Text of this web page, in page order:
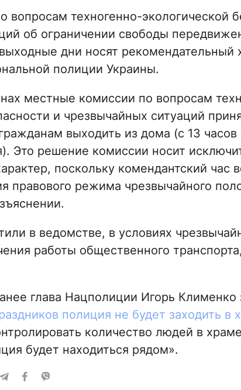
вопросам техногенно-экологической
об ограничении свободы
дни носят рекомендательный
полиции Украины.
местные комиссии по вопросам
и чрезвычайных ситуаций
выходить из дома (с 13 часов
Это решение комиссии носит
поскольку комендантский час
правового режима чрезвычайного
в ведомстве, в условиях
работы общественного
глава Нацполиции Игорь Клименко
полиция не будет заходить в
количество людей в
будет находиться рядом».